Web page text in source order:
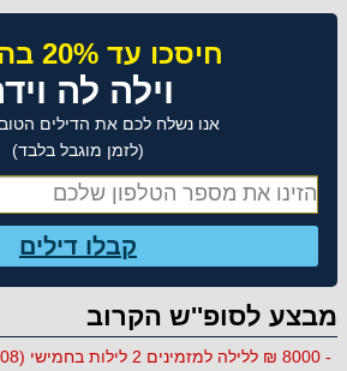
חיסכו עד 20% בהזמנת
וילה לה
אנו נשלח לכם את הדילים
(לזמן מוגבל בלבד)
קבלו דילים
מבצע לסופ''ש הקרוב